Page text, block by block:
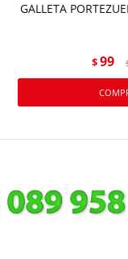
GALLETA
$99